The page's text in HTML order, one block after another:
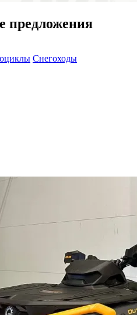
предложения
Снегоходы